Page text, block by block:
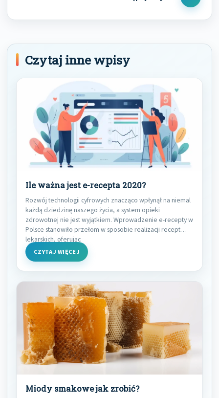
Next
Post
Czytaj inne wpisy
Ile ważna jest e-recepta 2020?
Rozwój technologii cyfrowych znacząco wpłynął na niemal
każdą dziedzinę naszego życia, a system opieki
zdrowotnej nie jest wyjątkiem. Wprowadzenie e-recepty w
Polsce stanowiło przełom w sposobie realizacji recept
lekarskich, oferując
CZYTAJ WIĘCEJ
Miody smakowe jak zrobić?